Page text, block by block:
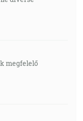
megfelelő